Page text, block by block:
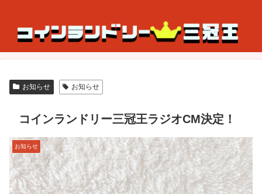
お知らせ お知らせ
コインランドリー三冠王ラジオCM決定！
お知らせ